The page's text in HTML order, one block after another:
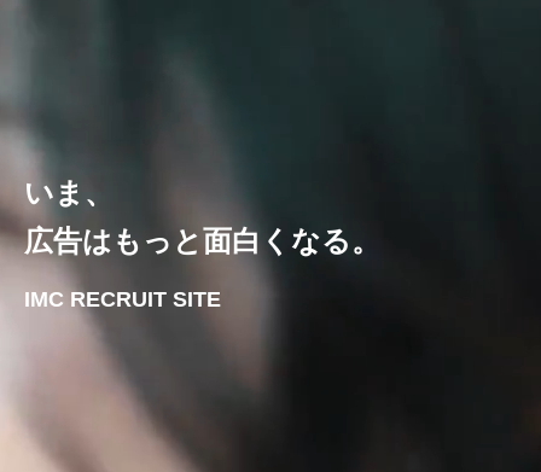
いま、
広告はもっと面白くなる。
IMC RECRUIT SITE